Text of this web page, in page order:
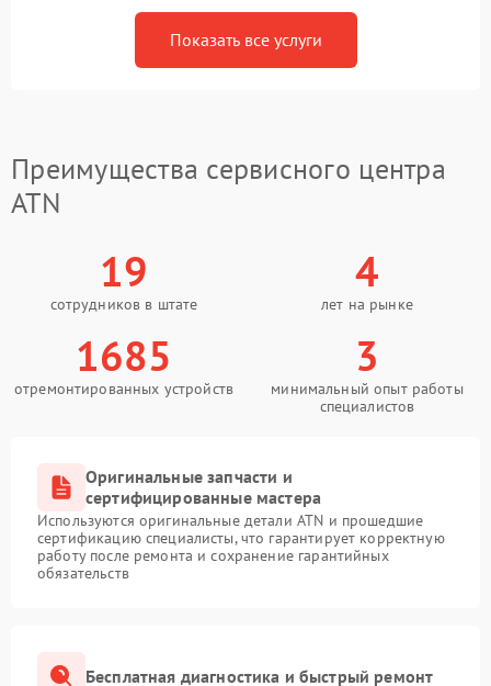
Показать все услуги
Преимущества сервисного центра
ATN
19
сотрудников в штате
4
лет на рынке
1685
отремонтированных устройств
3
минимальный опыт работы
специалистов
Оригинальные запчасти и
сертифицированные мастера
Используются оригинальные детали ATN и прошедшие
сертификацию специалисты, что гарантирует корректную
работу после ремонта и сохранение гарантийных
обязательств
Бесплатная диагностика и быстрый ремонт